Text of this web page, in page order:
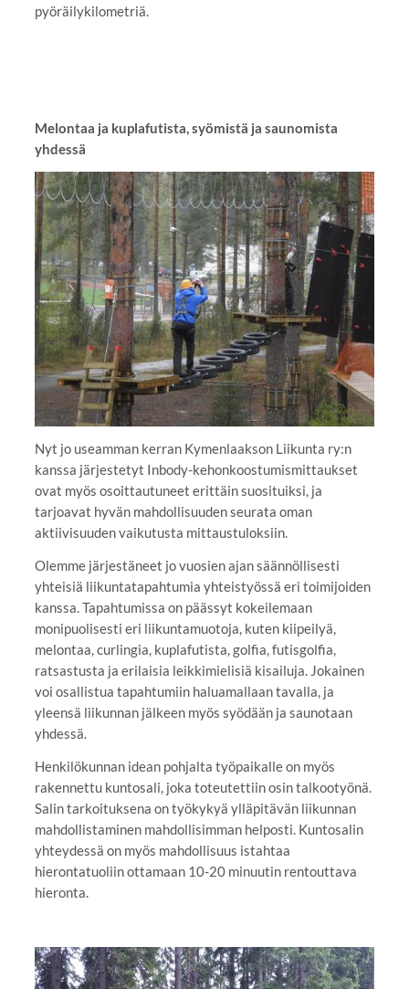
pyöräilykilometriä.
Melontaa ja kuplafutista, syömistä ja saunomista
yhdessä
Nyt jo useamman kerran Kymenlaakson Liikunta ry:n
kanssa järjestetyt Inbody-kehonkoostumismittaukset
ovat myös osoittautuneet erittäin suosituiksi, ja
tarjoavat hyvän mahdollisuuden seurata oman
aktiivisuuden vaikutusta mittaustuloksiin.
Olemme järjestäneet jo vuosien ajan säännöllisesti
yhteisiä liikuntatapahtumia yhteistyössä eri toimijoiden
kanssa. Tapahtumissa on päässyt kokeilemaan
monipuolisesti eri liikuntamuotoja, kuten kiipeilyä,
melontaa, curlingia, kuplafutista, golfia, futisgolfia,
ratsastusta ja erilaisia leikkimielisiä kisailuja. Jokainen
voi osallistua tapahtumiin haluamallaan tavalla, ja
yleensä liikunnan jälkeen myös syödään ja saunotaan
yhdessä.
Henkilökunnan idean pohjalta työpaikalle on myös
rakennettu kuntosali, joka toteutettiin osin talkootyönä.
Salin tarkoituksena on työkykyä ylläpitävän liikunnan
mahdollistaminen mahdollisimman helposti. Kuntosalin
yhteydessä on myös mahdollisuus istahtaa
hierontatuoliin ottamaan 10-20 minuutin rentouttava
hieronta.